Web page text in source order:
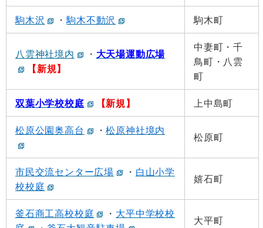
駒木沢
・駒木不動沢 駒木町
八雲神社境内 ・ 大天場運動広場
【新規】
中妻町・千
鳥町・八雲
町
双葉小学校校庭
【新規】
上中島町
松原公園奥高台
・松原神社境内
松原町
市民交流センター広場 ・ 白山小学
校校庭
嬉石町
釜石商工高校校庭 ・ 大平中学校校
大平町